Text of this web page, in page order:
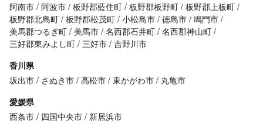
阿南市 阿波市 板野郡藍住町 板野郡板野町 板野郡上板町
板野郡北島町 板野郡松茂町 小松島市 徳島市 鳴門市
美馬郡つるぎ町
美馬市 名西郡石井町 名西郡神山町
三好郡東みよし町 三好市 吉野川市
香川県
坂出市
さぬき市 高松市 東かがわ市
丸亀市
愛媛県
西条市
四国中央市 新居浜市